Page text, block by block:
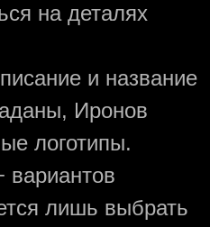
на деталях
и название
Иронов
логотипы.
вариантов
лишь выбрать